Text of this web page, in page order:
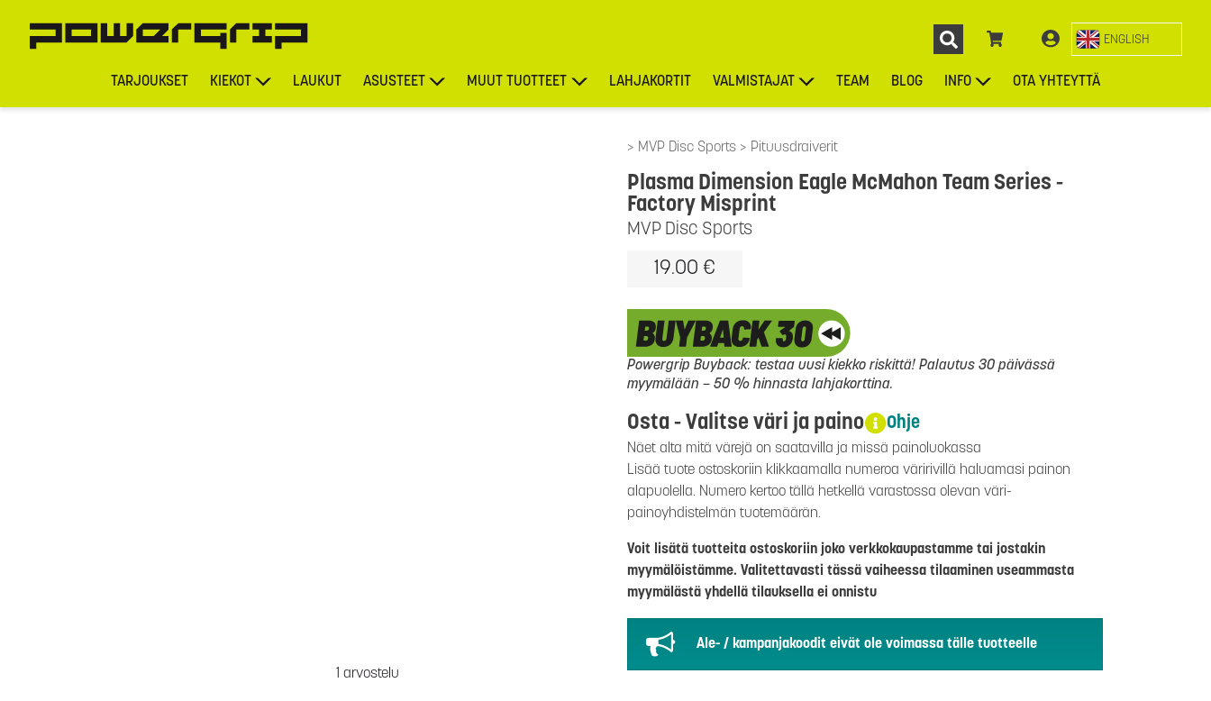
ENGLISH
TARJOUKSET KIEKOT LAUKUT ASUSTEET MUUT TUOTTEET LAHJAKORTIT VALMISTAJAT TEAM BLOG INFO OTA YHTEYTTÄ
MVP Disc Sports Pituusdraiverit
1 arvostelu
MVP Disc Sports
Plasma Dimension Eagle McMahon Team Series -
Factory Misprint
19.00 €
Powergrip Buyback: testaa uusi kiekko riskittä! Palautus 30 päivässä
myymälään – 50 % hinnasta lahjakorttina.
Osta - Valitse väri ja paino Ohje
Näet alta mitä värejä on saatavilla ja missä painoluokassa
Lisää tuote ostoskoriin klikkaamalla numeroa väririvillä haluamasi painon
alapuolella. Numero kertoo tällä hetkellä varastossa olevan väri-
painoyhdistelmän tuotemäärän.
Voit lisätä tuotteita ostoskoriin joko verkkokaupastamme tai jostakin
myymälöistämme. Valitettavasti tässä vaiheessa tilaaminen useammasta
myymälästä yhdellä tilauksella ei onnistu
Ale- / kampanjakoodit eivät ole voimassa tälle tuotteelle